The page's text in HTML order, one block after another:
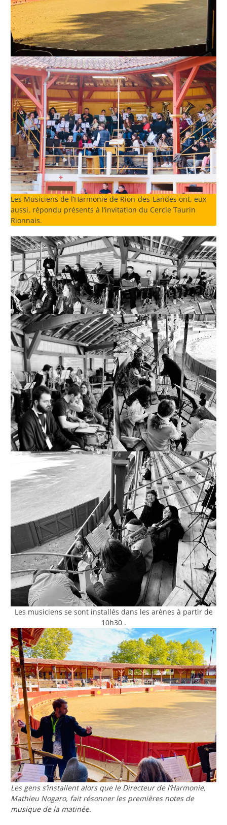
Les Musiciens de l’Harmonie de Rion-des-Landes ont, eux
aussi, répondu présents à l’invitation du Cercle Taurin
Rionnais.
Les musiciens se sont installés dans les arènes à partir de
10h30 .
Les gens s’installent alors que le Directeur de l’Harmonie,
Mathieu Nogaro, fait résonner les premières notes de
musique de la matinée.